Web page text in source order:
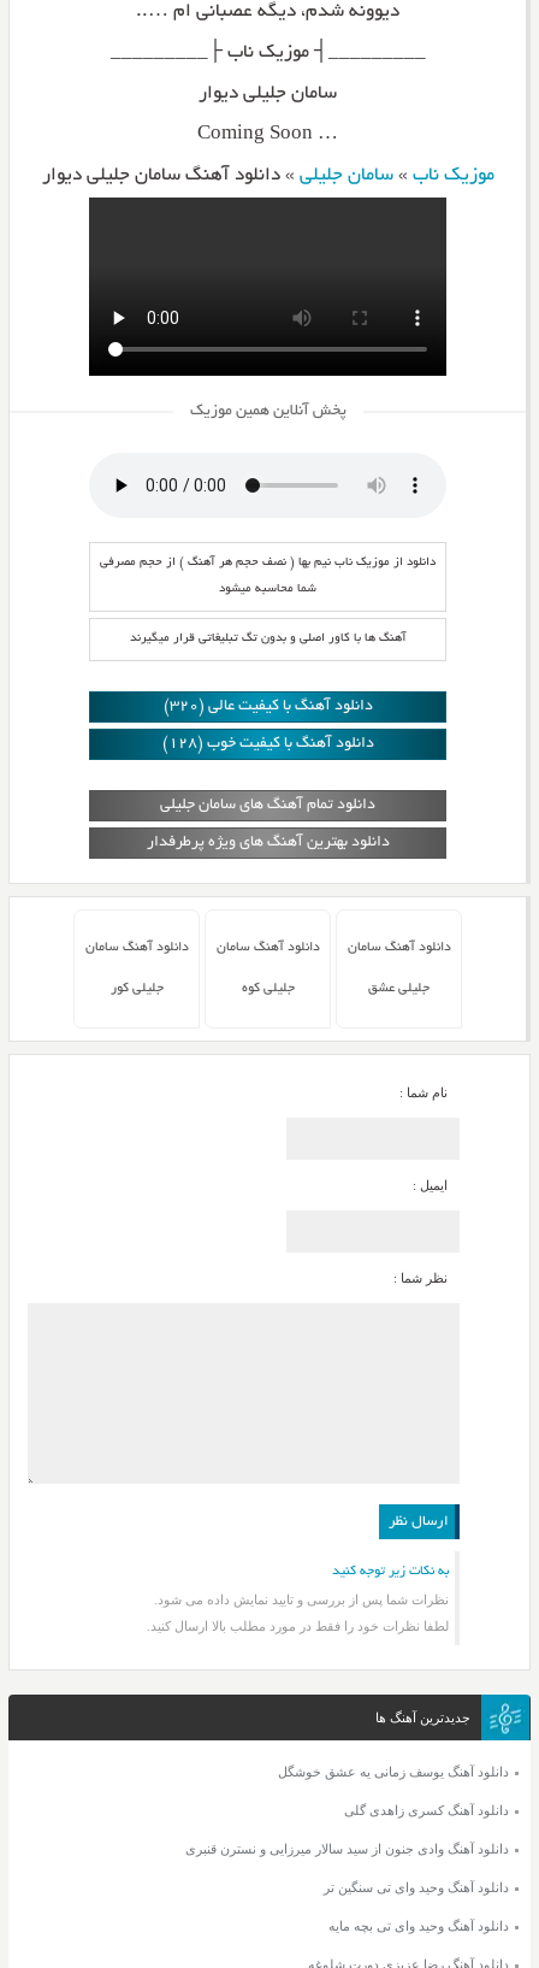
دیوونه شدم، دیگه عصبانی ام …..
_________┤ موزیک ناب ├_________
سامان جلیلی دیوار
… Coming Soon
موزیک ناب »سامان جلیلی »دانلود آهنگ سامان جلیلی دیوار
پخش آنلاین همین موزیک
دانلود از موزیک ناب نیم بها ( نصف حجم هر آهنگ ) از حجم مصرفی
شما محاسبه میشود
آهنگ ها با کاور اصلی و بدون تگ تبلیغاتی قرار میگیرند
دانلود آهنگ با کیفیت عالی (320)
دانلود آهنگ با کیفیت خوب (128)
دانلود تمام آهنگ های سامان جلیلی
دانلود بهترین آهنگ های ویژه پرطرفدار
دانلود آهنگ سامان
جلیلی عشق
دانلود آهنگ سامان
جلیلی کوه
دانلود آهنگ سامان
جلیلی کور
نام شما :
ایمیل :
نظر شما :
به نکات زیر توجه کنید
نظرات شما پس از بررسی و تایید نمایش داده می شود.
لطفا نظرات خود را فقط در مورد مطلب بالا ارسال کنید.
جدیدترین آهنگ ها
دانلود آهنگ یوسف زمانی یه عشق خوشگل
دانلود آهنگ کسری زاهدی گلی
دانلود آهنگ وادی جنون از سید سالار میرزایی و نسترن قنبری
دانلود آهنگ وحید وای تی سنگین تر
دانلود آهنگ وحید وای تی بچه مایه
دانلود آهنگ رضا عزیزی دورت شلوغه